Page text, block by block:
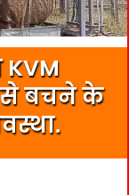
से बचने के